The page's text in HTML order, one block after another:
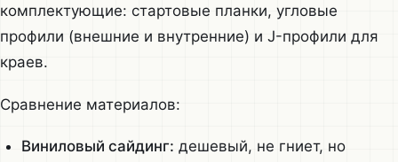
комплектующие: стартовые планки, угловые
профили (внешние и внутренние) и J-профили для
краев.
Сравнение материалов:
Виниловый сайдинг: дешевый, не гниет, но